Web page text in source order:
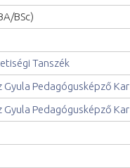
BSc)
Tanszék
Gyula Pedagógusképző Kar
Gyula Pedagógusképző Kar